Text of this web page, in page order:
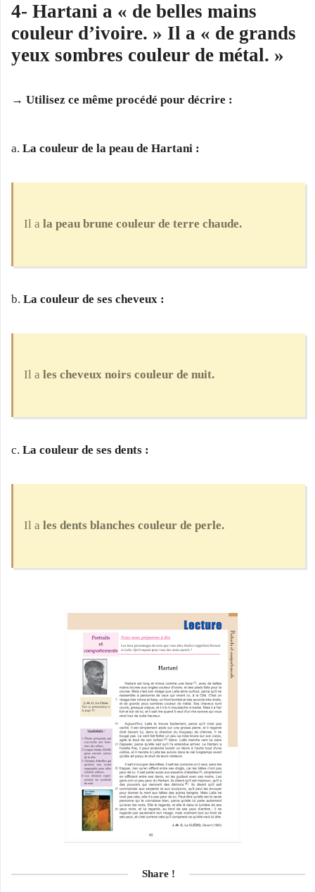
4- Hartani a « de belles mains
couleur d’ivoire. » Il a « de grands
yeux sombres couleur de métal. »
→ Utilisez ce même procédé pour décrire :
a. La couleur de la peau de Hartani :
Il a la peau brune couleur de terre chaude.
b. La couleur de ses cheveux :
Il a les cheveux noirs couleur de nuit.
c. La couleur de ses dents :
Il a les dents blanches couleur de perle.
Share !